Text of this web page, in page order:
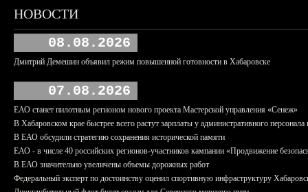
НОВОСТИ
08.08.2026
Дмитрий Демешин объявил режим повышенной готовности в Хабаровске
07.08.2026
ЕАО станет пилотным регионом нового проекта Мастерской управления «Сенеж»
В Хабаровском крае быстрее всего растут зарплаты у административного персонала
В ЕАО обсудили стратегию сохранения исторической памяти
ЕАО - в числе 40 российских регионов-участников кампании «Продвижение
В ЕАО значительно увеличены объемы дорожных работ
Федеральный эксперт по достоинству оценил спортивную инфраструктуру